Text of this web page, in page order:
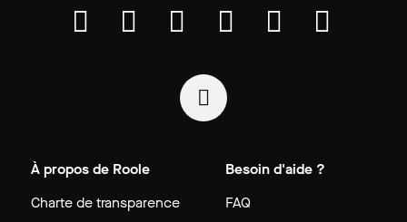
À propos de Roole
Charte de transparence
Besoin d'aide ?
FAQ